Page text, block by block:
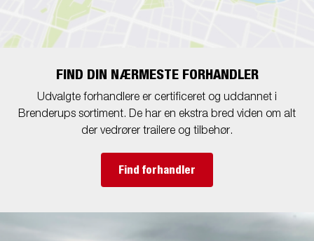
FIND DIN NÆRMESTE FORHANDLER
Udvalgte forhandlere er certificeret og uddannet i
Brenderups sortiment. De har en ekstra bred viden om alt
der vedrører trailere og tilbehør.
Find forhandler